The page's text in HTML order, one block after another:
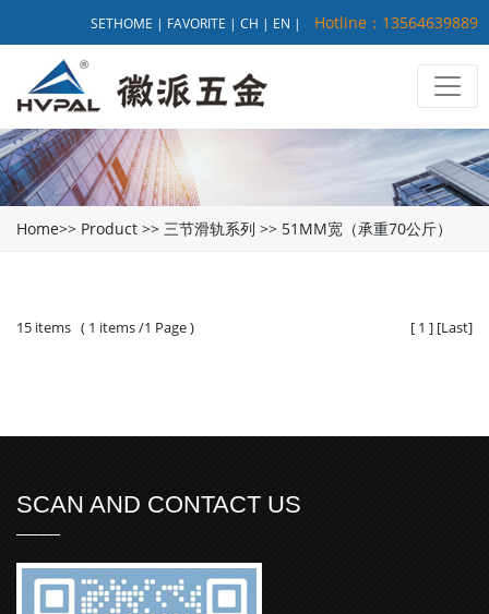
SETHOME | FAVORITE | CH | EN | Hotline：13564639889
Home>> Product >> 三节滑轨系列 >> 51MM宽（承重70公斤）
15 items ( 1 items /1 Page ) [ 1 ] [Last]
SCAN AND CONTACT US